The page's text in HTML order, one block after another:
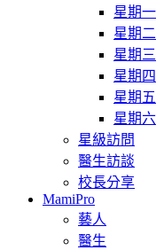
星期一
星期二
星期三
星期四
星期五
星期六
星級訪問
醫生訪談
校長分享
MamiPro
藝人
醫生